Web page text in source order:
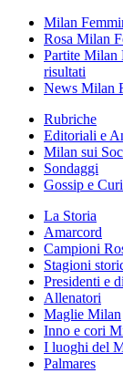
Milan
Rosa Milan
Partite Milan
risultati
News Milan
Rubriche
Editoriali e
Milan sui
Sondaggi
Gossip e
La Storia
Amarcord
Campioni
Stagioni
Presidenti e
Allenatori
Maglie Milan
Inno e cori
I luoghi del
Palmares